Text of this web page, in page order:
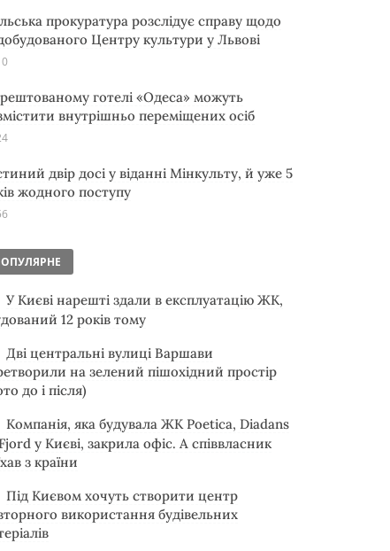
прокуратура розслідує справу щодо
Центру культури у Львові
готелі «Одеса» можуть
внутрішньо переміщених осіб
двір досі у віданні Мінкульту, й уже 5
жодного поступу
У Києві нарешті здали в експлуатацію ЖК,
12 років тому
Дві центральні вулиці Варшави
на зелений пішохідний простір
до і після)
Компанія, яка будувала ЖК Poetica, Diadans
у Києві, закрила офіс. А співвласник
з країни
Під Києвом хочуть створити центр
використання будівельних